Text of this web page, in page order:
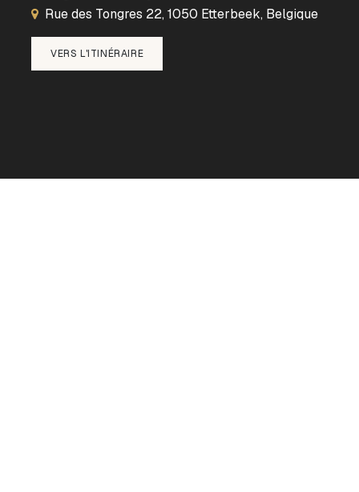
Rue des Tongres 22, 1050 Etterbeek, Belgique
VERS L'ITINÉRAIRE